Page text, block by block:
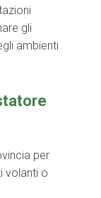
gli
ambienti
per
volanti o